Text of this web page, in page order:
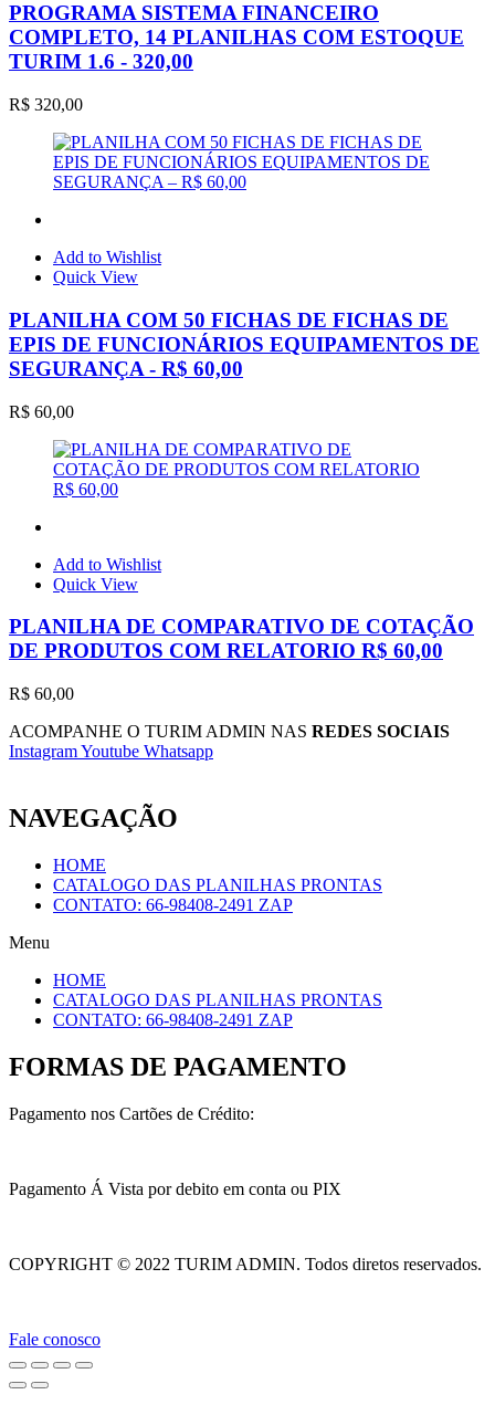
PROGRAMA SISTEMA FINANCEIRO
COMPLETO, 14 PLANILHAS COM ESTOQUE
TURIM 1.6 - 320,00
R$ 320,00
Add to Wishlist
Quick View
PLANILHA COM 50 FICHAS DE FICHAS DE
EPIS DE FUNCIONÁRIOS EQUIPAMENTOS DE
SEGURANÇA - R$ 60,00
R$ 60,00
Add to Wishlist
Quick View
PLANILHA DE COMPARATIVO DE COTAÇÃO
DE PRODUTOS COM RELATORIO R$ 60,00
R$ 60,00
ACOMPANHE O TURIM ADMIN NAS REDES SOCIAIS
InstagramYoutube Whatsapp
NAVEGAÇÃO
HOME
CATALOGO DAS PLANILHAS PRONTAS
CONTATO: 66-98408-2491 ZAP
Menu
HOME
CATALOGO DAS PLANILHAS PRONTAS
CONTATO: 66-98408-2491 ZAP
FORMAS DE PAGAMENTO
Pagamento nos Cartões de Crédito:
Pagamento Á Vista por debito em conta ou PIX
COPYRIGHT © 2022 TURIM ADMIN. Todos diretos reservados.
Fale conosco